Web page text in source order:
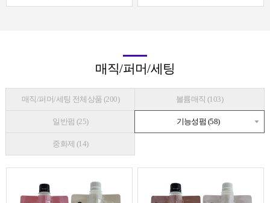
매직/퍼머/세팅
매직/퍼머/세팅 전체상품 (200) 볼륨매직 (103)
일반펌 (25) 기능성펌 (58)
중화제 (14)